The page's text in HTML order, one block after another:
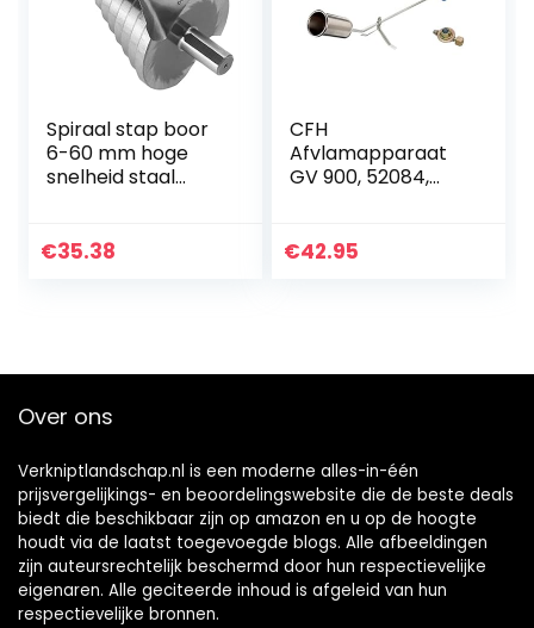
Spiraal stap boor
6-60 mm hoge
snelheid staal
spiraal groef stap
€35.38
CFH
Afvlamapparaat
GV 900, 52084,
cm
€42.95
Over ons
Verkniptlandschap.nl is een moderne alles-in-één
prijsvergelijkings- en beoordelingswebsite die de beste deals
biedt die beschikbaar zijn op amazon en u op de hoogte
houdt via de laatst toegevoegde blogs. Alle afbeeldingen
zijn auteursrechtelijk beschermd door hun respectievelijke
eigenaren. Alle geciteerde inhoud is afgeleid van hun
respectievelijke bronnen.